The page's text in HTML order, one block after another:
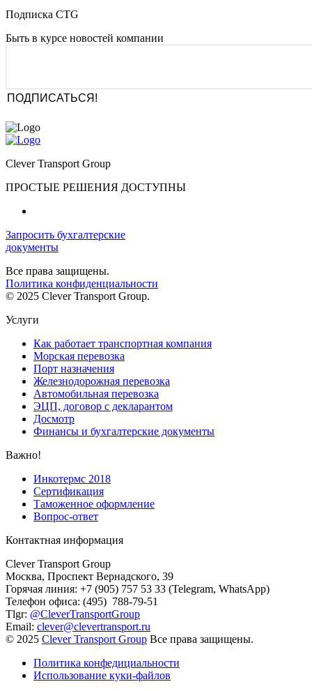
Подписка CTG
Быть в курсе новостей компании
Clever Transport Group
ПРОСТЫЕ РЕШЕНИЯ ДОСТУПНЫ
Запросить бухгалтерские
документы
Все права защищены.
Политика конфиденциальности
© 2025 Clever Transport Group.
Услуги
Как работает транспортная компания
Морская перевозка
Порт назначения
Железнодорожная перевозка
Автомобильная перевозка
ЭЦП, договор с декларантом
Досмотр
Финансы и бухгалтерские документы
Важно!
Инкотермс 2018
Сертификация
Таможенное оформление
Вопрос-ответ
Контактная информация
Clever Transport Group
Москва, Проспект Вернадского, 39
Горячая линия: +7 (905) 757 53 33 (Telegram, WhatsApp)
Телефон офиса: (495) 788-79-51
Tlgr: @CleverTransportGroup
Email: clever@clevertransport.ru
© 2025 Clever Transport Group Все права защищены.
Политика конфедициальности
Использование куки-файлов